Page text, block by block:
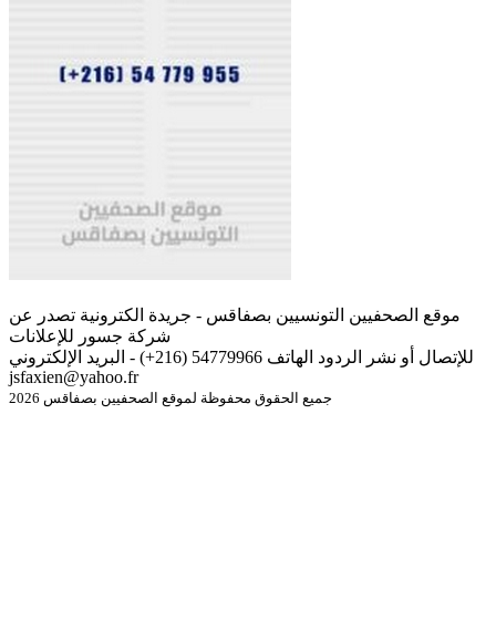
موقع الصحفيين التونسيين بصفاقس - جريدة الكترونية تصدر عن
شركة جسور للإعلانات
للإتصال أو نشر الردود الهاتف 54779966 (216+) - البريد الإلكتروني
jsfaxien@yahoo.fr
جميع الحقوق محفوظة لموقع الصحفيين بصفاقس 2026